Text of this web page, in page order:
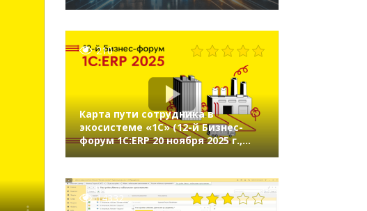
210
Карта пути сотрудника в
экосистеме «1С» (12-й Бизнес-
форум 1С:ERP 20 ноября 2025 г.,
14332